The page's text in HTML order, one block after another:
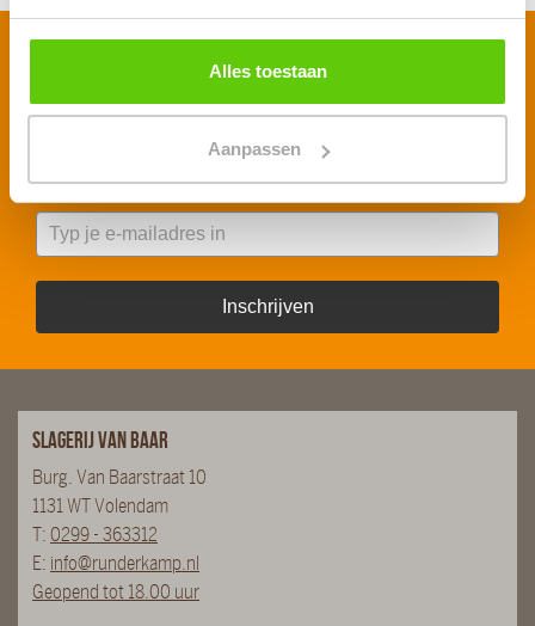
Alles toestaan
Aanpassen
Schrijf je in voor onze nieuwsbrief
Inschrijven
Slagerij van Baar
Burg. Van Baarstraat 10
1131 WT Volendam
T: 0299 - 363312
E: info@runderkamp.nl
Geopend tot 18.00 uur